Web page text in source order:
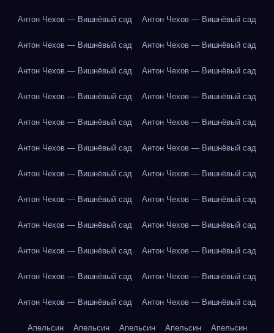
Антон Чехов — Вишнёвый сад Антон Чехов — Вишнёвый сад
Антон Чехов — Вишнёвый сад Антон Чехов — Вишнёвый сад
Антон Чехов — Вишнёвый сад Антон Чехов — Вишнёвый сад
Антон Чехов — Вишнёвый сад Антон Чехов — Вишнёвый сад
Антон Чехов — Вишнёвый сад Антон Чехов — Вишнёвый сад
Антон Чехов — Вишнёвый сад Антон Чехов — Вишнёвый сад
Антон Чехов — Вишнёвый сад Антон Чехов — Вишнёвый сад
Антон Чехов — Вишнёвый сад Антон Чехов — Вишнёвый сад
Антон Чехов — Вишнёвый сад Антон Чехов — Вишнёвый сад
Антон Чехов — Вишнёвый сад Антон Чехов — Вишнёвый сад
Антон Чехов — Вишнёвый сад Антон Чехов — Вишнёвый сад
Антон Чехов — Вишнёвый сад Антон Чехов — Вишнёвый сад
Апельсин Апельсин Апельсин Апельсин Апельсин